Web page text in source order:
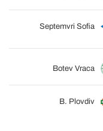
Septemvri Sofia
Botev Vraca
B. Plovdiv